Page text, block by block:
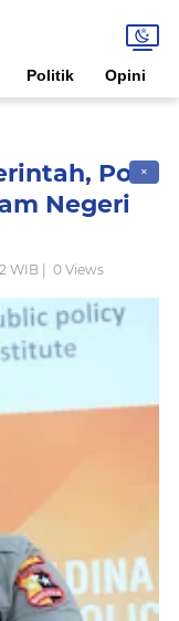
Politik Opini
✕
Polri
Negeri
WIB | 0 Views